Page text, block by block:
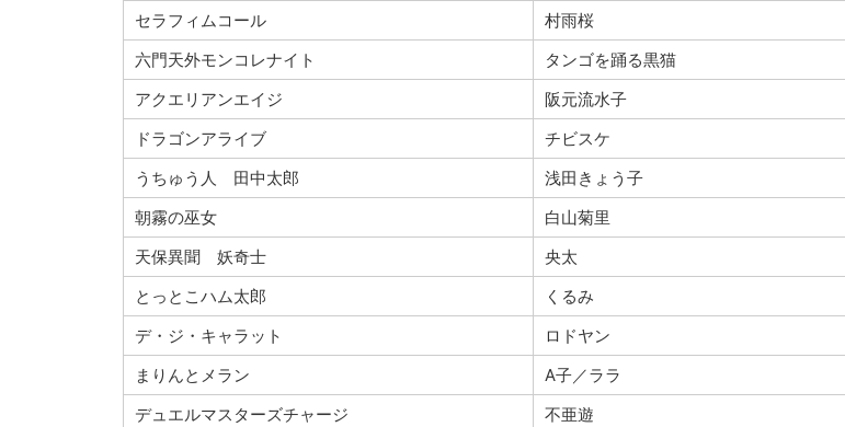
セラフィムコール
村雨桜
六門天外モンコレナイト
タンゴを踊る黒猫
アクエリアンエイジ
阪元流水子
ドラゴンアライブ
チビスケ
うちゅう人 田中太郎
浅田きょう子
朝霧の巫女
白山菊里
天保異聞 妖奇士
央太
とっとこハム太郎
くるみ
デ・ジ・キャラット
ロドヤン
まりんとメラン
A子／ララ
デュエルマスターズチャージ
不亜遊